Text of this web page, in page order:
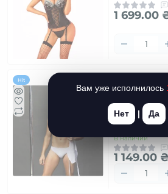
1 699.00
Hit
Мужской
повара
Size S/M:
и колпак
В наличии
1 149.00 ₴
Вам уже исполнилось
Нет | Да